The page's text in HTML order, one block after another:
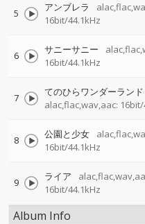
5 アンブレラ
16bit/44.1kHz
6 サニーサニー
16bit/44.1kHz
7
てのひらワンダーランド
alac,flac,wav,aac: 16bit/
8 公園と少女
16bit/44.1kHz
9 ライア
16bit/44.1kHz
Album Info